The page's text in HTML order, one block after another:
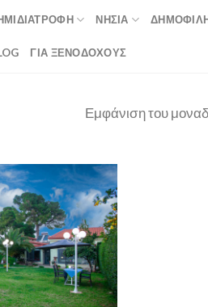
ΝΗΣΙΆ
ΓΙΑ ΞΕΝΟΔΟΧΟΥΣ
Εμφάνιση του